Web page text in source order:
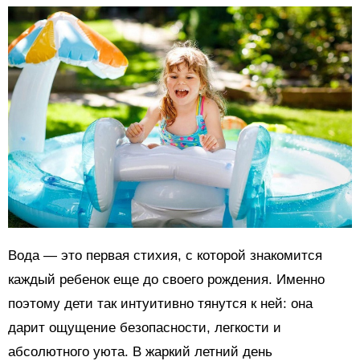
Вода — это первая стихия, с которой знакомится
каждый ребенок еще до своего рождения. Именно
поэтому дети так интуитивно тянутся к ней: она
дарит ощущение безопасности, легкости и
абсолютного уюта. В жаркий летний день